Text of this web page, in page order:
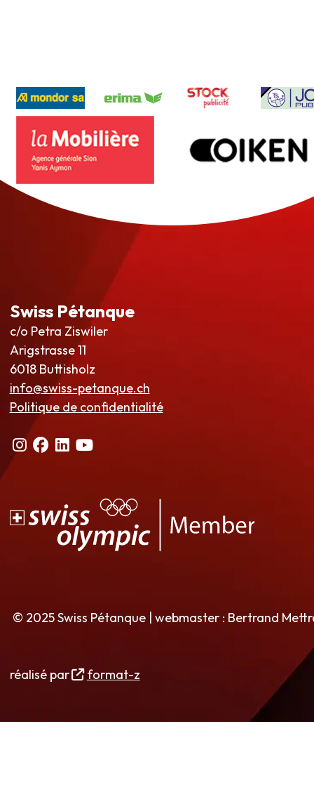
Swiss Pétanque
c/o Petra Ziswiler
Arigstrasse 11
6018 Buttisholz
info@swiss-petanque.ch
Politique de confidentialité
© 2025 Swiss Pétanque | webmaster : Bertrand
réalisé par format-z